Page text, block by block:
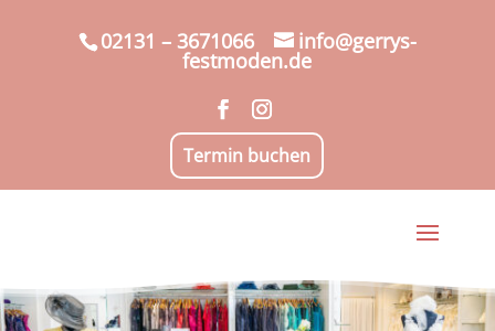
02131 – 3671066 info@gerrys-
festmoden.de
Termin buchen